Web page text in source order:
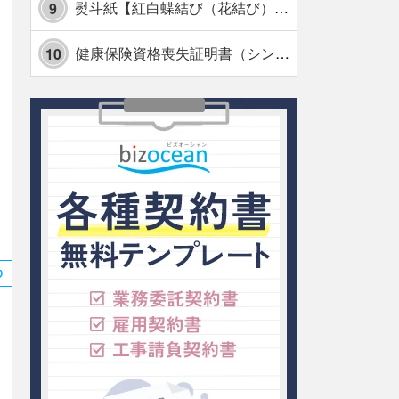
9 熨斗紙【紅白蝶結び（花結び）・水引7本】・Excel
10 健康保険資格喪失証明書（シンプル表形式版）・Excel【見本付き】